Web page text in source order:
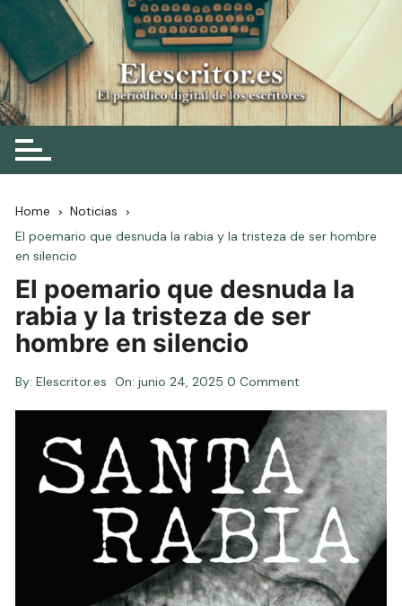
Skip
to
content
Elescritor.es
El periódico digital de los escritores
Home
Noticias
El poemario que desnuda la rabia y la tristeza de ser hombre
en silencio
El poemario que desnuda la
rabia y la tristeza de ser
hombre en silencio
By: Elescritor.es On:junio 24, 2025 0 Comment